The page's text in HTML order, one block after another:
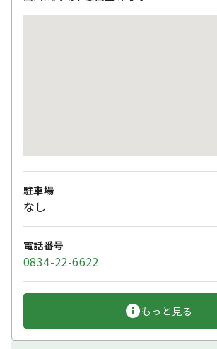
駐車場
なし
電話番号
0834-22-6622
もっと見る